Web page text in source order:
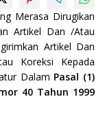
Merasa Dirugikan
Artikel Dan /Atau
Artikel Dan
Koreksi Kepada
Dalam Pasal (1)
40 Tahun 1999